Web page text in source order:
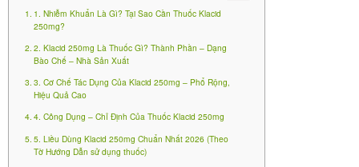
macrolide như Clarithromycin trong
lựa chọn hàng đầu cho nhiễm khuẩn hô hấp cộng
đồng, đặc biệt khi bệnh nhân dị ứng penicillin. Thuốc
giúp giảm triệu chứng nhanh (thường sau 48-72 giờ),
ngăn ngừa biến chứng và hạn chế lây lan. Klacid đặc
biệt hiệu quả với vi khuẩn kháng erythromycin nhẹ
nhờ phổ rộng và nồng độ mô cao.
1. Nhiễm Khuẩn Là Gì? Tại Sao Cần Thuốc Klacid
250mg?
2. Klacid 250mg Là Thuốc Gì? Thành Phần – Dạng
Bào Chế – Nhà Sản Xuất
3. Cơ Chế Tác Dụng Của Klacid 250mg – Phổ Rộng,
Hiệu Quả Cao
4. Công Dụng – Chỉ Định Của Thuốc Klacid 250mg
5. Liều Dùng Klacid 250mg Chuẩn Nhất 2026 (Theo
Tờ Hướng Dẫn sử dụng thuốc)